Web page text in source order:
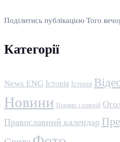
Поділитись публікацією Того
Категорії
News ENG Історія Історія
Новини Новини з єпархій
Православний календар